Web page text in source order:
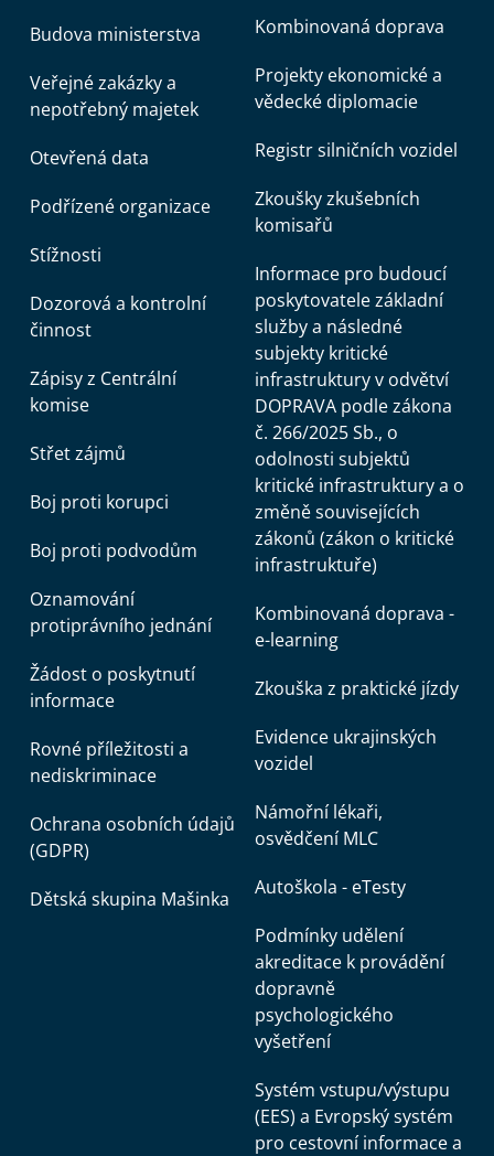
Budova ministerstva
Veřejné zakázky a
nepotřebný majetek
Otevřená data
Podřízené organizace
Stížnosti
Dozorová a kontrolní
činnost
Zápisy z Centrální
komise
Střet zájmů
Boj proti korupci
Boj proti podvodům
Oznamování
protiprávního jednání
Žádost o poskytnutí
informace
Rovné příležitosti a
nediskriminace
Ochrana osobních údajů
(GDPR)
Dětská skupina Mašinka
Kombinovaná doprava
Projekty ekonomické a
vědecké diplomacie
Registr silničních vozidel
Zkoušky zkušebních
komisařů
Informace pro budoucí
poskytovatele základní
služby a následné
subjekty kritické
infrastruktury v odvětví
DOPRAVA podle zákona
č. 266/2025 Sb., o
odolnosti subjektů
kritické infrastruktury a o
změně souvisejících
zákonů (zákon o kritické
infrastruktuře)
Kombinovaná doprava -
e-learning
Zkouška z praktické jízdy
Evidence ukrajinských
vozidel
Námořní lékaři,
osvědčení MLC
Autoškola - eTesty
Podmínky udělení
akreditace k provádění
dopravně
psychologického
vyšetření
Systém vstupu/výstupu
(EES) a Evropský systém
pro cestovní informace a